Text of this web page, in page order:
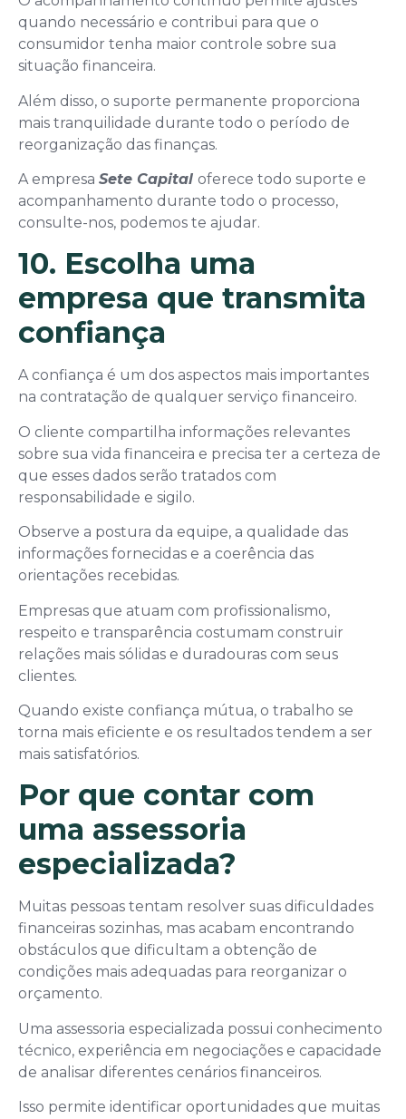
quando necessário e contribui para que o
consumidor tenha maior controle sobre sua
situação financeira.
Além disso, o suporte permanente proporciona
mais tranquilidade durante todo o período de
reorganização das finanças.
A empresa Sete Capital oferece todo suporte e
acompanhamento durante todo o processo,
consulte-nos, podemos te ajudar.
10. Escolha uma
empresa que transmita
confiança
A confiança é um dos aspectos mais importantes
na contratação de qualquer serviço financeiro.
O cliente compartilha informações relevantes
sobre sua vida financeira e precisa ter a certeza de
que esses dados serão tratados com
responsabilidade e sigilo.
Observe a postura da equipe, a qualidade das
informações fornecidas e a coerência das
orientações recebidas.
Empresas que atuam com profissionalismo,
respeito e transparência costumam construir
relações mais sólidas e duradouras com seus
clientes.
Quando existe confiança mútua, o trabalho se
torna mais eficiente e os resultados tendem a ser
mais satisfatórios.
Por que contar com
uma assessoria
especializada?
Muitas pessoas tentam resolver suas dificuldades
financeiras sozinhas, mas acabam encontrando
obstáculos que dificultam a obtenção de
condições mais adequadas para reorganizar o
orçamento.
Uma assessoria especializada possui conhecimento
técnico, experiência em negociações e capacidade
de analisar diferentes cenários financeiros.
Isso permite identificar oportunidades que muitas